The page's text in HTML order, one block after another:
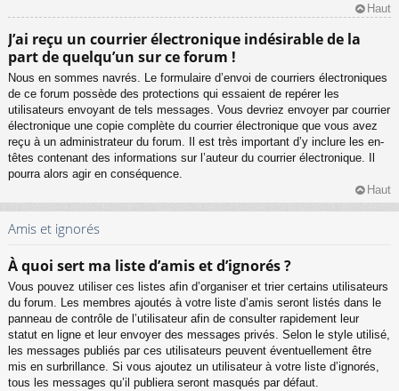
Haut
J’ai reçu un courrier électronique indésirable de la
part de quelqu’un sur ce forum !
Nous en sommes navrés. Le formulaire d’envoi de courriers électroniques
de ce forum possède des protections qui essaient de repérer les
utilisateurs envoyant de tels messages. Vous devriez envoyer par courrier
électronique une copie complète du courrier électronique que vous avez
reçu à un administrateur du forum. Il est très important d’y inclure les en-
têtes contenant des informations sur l’auteur du courrier électronique. Il
pourra alors agir en conséquence.
Haut
Amis et ignorés
À quoi sert ma liste d’amis et d’ignorés ?
Vous pouvez utiliser ces listes afin d’organiser et trier certains utilisateurs
du forum. Les membres ajoutés à votre liste d’amis seront listés dans le
panneau de contrôle de l’utilisateur afin de consulter rapidement leur
statut en ligne et leur envoyer des messages privés. Selon le style utilisé,
les messages publiés par ces utilisateurs peuvent éventuellement être
mis en surbrillance. Si vous ajoutez un utilisateur à votre liste d’ignorés,
tous les messages qu’il publiera seront masqués par défaut.